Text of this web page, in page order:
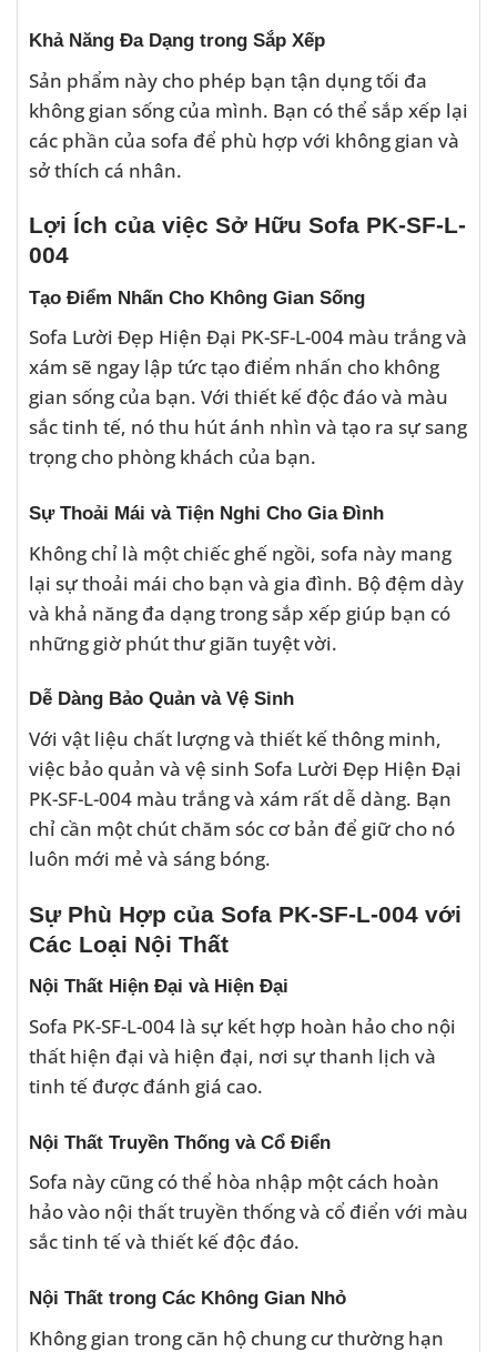
Khả Năng Đa Dạng trong Sắp Xếp
Sản phẩm này cho phép bạn tận dụng tối đa
không gian sống của mình. Bạn có thể sắp xếp lại
các phần của sofa để phù hợp với không gian và
sở thích cá nhân.
Lợi Ích của việc Sở Hữu Sofa PK-SF-L-
004
Tạo Điểm Nhấn Cho Không Gian Sống
Sofa Lười Đẹp Hiện Đại PK-SF-L-004 màu trắng và
xám sẽ ngay lập tức tạo điểm nhấn cho không
gian sống của bạn. Với thiết kế độc đáo và màu
sắc tinh tế, nó thu hút ánh nhìn và tạo ra sự sang
trọng cho phòng khách của bạn.
Sự Thoải Mái và Tiện Nghi Cho Gia Đình
Không chỉ là một chiếc ghế ngồi, sofa này mang
lại sự thoải mái cho bạn và gia đình. Bộ đệm dày
và khả năng đa dạng trong sắp xếp giúp bạn có
những giờ phút thư giãn tuyệt vời.
Dễ Dàng Bảo Quản và Vệ Sinh
Với vật liệu chất lượng và thiết kế thông minh,
việc bảo quản và vệ sinh Sofa Lười Đẹp Hiện Đại
PK-SF-L-004 màu trắng và xám rất dễ dàng. Bạn
chỉ cần một chút chăm sóc cơ bản để giữ cho nó
luôn mới mẻ và sáng bóng.
Sự Phù Hợp của Sofa PK-SF-L-004 với
Các Loại Nội Thất
Nội Thất Hiện Đại và Hiện Đại
Sofa PK-SF-L-004 là sự kết hợp hoàn hảo cho nội
thất hiện đại và hiện đại, nơi sự thanh lịch và
tinh tế được đánh giá cao.
Nội Thất Truyền Thống và Cổ Điển
Sofa này cũng có thể hòa nhập một cách hoàn
hảo vào nội thất truyền thống và cổ điển với màu
sắc tinh tế và thiết kế độc đáo.
Nội Thất trong Các Không Gian Nhỏ
Không gian trong căn hộ chung cư thường hạn